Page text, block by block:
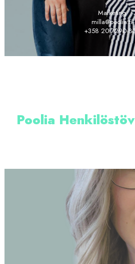
Marketing
milla@poolia.fi
+358 20 7290
Poolia